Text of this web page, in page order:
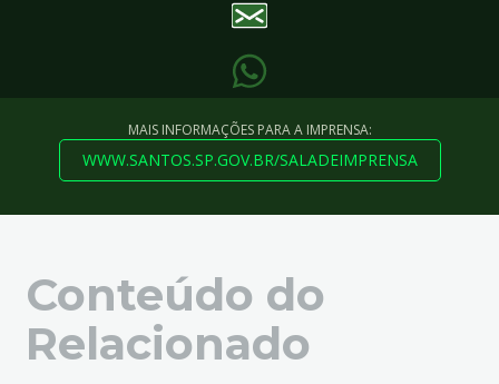
MAIS INFORMAÇÕES PARA A IMPRENSA:
WWW.SANTOS.SP.GOV.BR/SALADEIMPRENSA
Conteúdo do
Relacionado